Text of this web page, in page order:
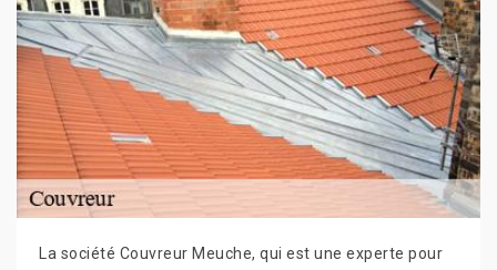
La société Couvreur Meuche, qui est une experte pour